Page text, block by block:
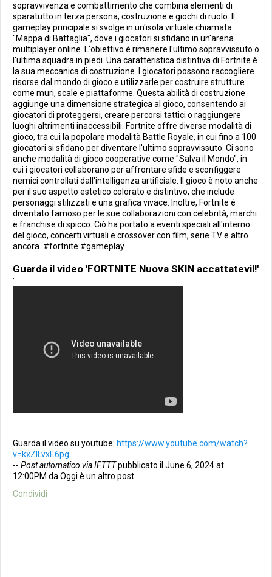
sopravvivenza e combattimento che combina elementi di
sparatutto in terza persona, costruzione e giochi di ruolo. Il
gameplay principale si svolge in un'isola virtuale chiamata
"Mappa di Battaglia", dove i giocatori si sfidano in un'arena
multiplayer online. L'obiettivo è rimanere l'ultimo sopravvissuto o
l'ultima squadra in piedi. Una caratteristica distintiva di Fortnite è
la sua meccanica di costruzione. I giocatori possono raccogliere
risorse dal mondo di gioco e utilizzarle per costruire strutture
come muri, scale e piattaforme. Questa abilità di costruzione
aggiunge una dimensione strategica al gioco, consentendo ai
giocatori di proteggersi, creare percorsi tattici o raggiungere
luoghi altrimenti inaccessibili. Fortnite offre diverse modalità di
gioco, tra cui la popolare modalità Battle Royale, in cui fino a 100
giocatori si sfidano per diventare l'ultimo sopravvissuto. Ci sono
anche modalità di gioco cooperative come "Salva il Mondo", in
cui i giocatori collaborano per affrontare sfide e sconfiggere
nemici controllati dall'intelligenza artificiale. Il gioco è noto anche
per il suo aspetto estetico colorato e distintivo, che include
personaggi stilizzati e una grafica vivace. Inoltre, Fortnite è
diventato famoso per le sue collaborazioni con celebrità, marchi
e franchise di spicco. Ciò ha portato a eventi speciali all'interno
del gioco, concerti virtuali e crossover con film, serie TV e altro
ancora. #fortnite #gameplay
Guarda il video 'FORTNITE Nuova SKIN accattatevil!'
:
Guarda il video su youtube: https://www.youtube.com/watch?
v=kxZlLvxE6pg
-- Post automatico via IFTTTpubblicato il June 6, 2024 at
12:00PM da Oggi è un altro post
Condividi